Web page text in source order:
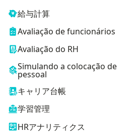
給与計算
Avaliação de funcionários
Avaliação do RH
Simulando a colocação de
pessoal
キャリア台帳
学習管理
HRアナリティクス